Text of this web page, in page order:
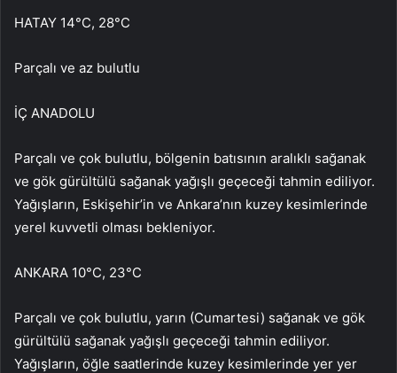
HATAY 14°C, 28°C
Parçalı ve az bulutlu
İÇ ANADOLU
Parçalı ve çok bulutlu, bölgenin batısının aralıklı sağanak
ve gök gürültülü sağanak yağışlı geçeceği tahmin ediliyor.
Yağışların, Eskişehir’in ve Ankara’nın kuzey kesimlerinde
yerel kuvvetli olması bekleniyor.
ANKARA 10°C, 23°C
Parçalı ve çok bulutlu, yarın (Cumartesi) sağanak ve gök
gürültülü sağanak yağışlı geçeceği tahmin ediliyor.
Yağışların, öğle saatlerinde kuzey kesimlerinde yer yer